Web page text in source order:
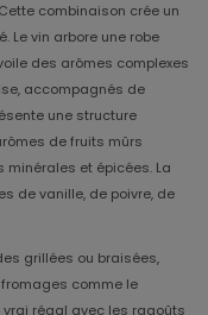
combinaison crée un
Le vin arbore une robe
des arômes complexes
accompagnés de
une structure
de fruits mûrs
et épicées. La
de vanille, de poivre, de
grillées ou braisées,
comme le
vrai régal avec les ragoûts